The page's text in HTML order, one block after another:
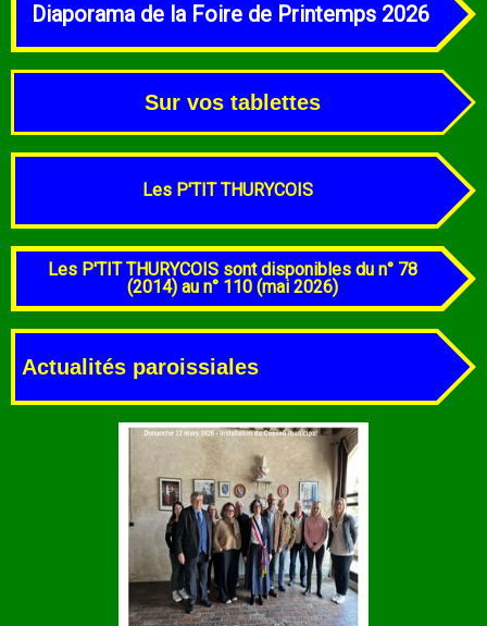
Diaporama de la Foire de Printemps 2026
Sur vos tablettes
Les P'TIT THURYCOIS
Les P'TIT THURYCOIS sontdisponibles du n° 78
(2014) au n° 110 (mai 2026)
Actualités paroissiales